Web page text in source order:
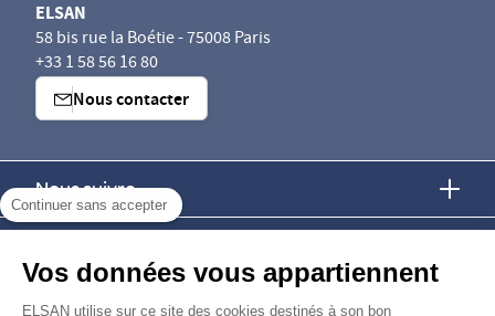
Continuer sans accepter
Vos données vous appartiennent
ELSAN utilise sur ce site des cookies destinés à son bon
ELSAN
58 bis rue la Boétie - 75008 Paris
+33 1 58 56 16 80
Nous contacter
Nous suivre
Nous rejoindre